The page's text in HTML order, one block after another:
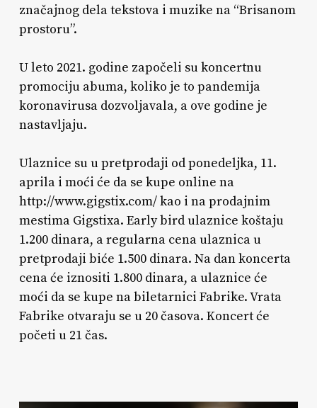
značajnog dela tekstova i muzike na “Brisanom
prostoru”.
U leto 2021. godine započeli su koncertnu
promociju abuma, koliko je to pandemija
koronavirusa dozvoljavala, a ove godine je
nastavljaju.
Ulaznice su u pretprodaji od ponedeljka, 11.
aprila i moći će da se kupe online na
http://www.gigstix.com/ kao i na prodajnim
mestima Gigstixa. Early bird ulaznice koštaju
1.200 dinara, a regularna cena ulaznica u
pretprodaji biće 1.500 dinara. Na dan koncerta
cena će iznositi 1.800 dinara, a ulaznice će
moći da se kupe na biletarnici Fabrike. Vrata
Fabrike otvaraju se u 20 časova. Koncert će
početi u 21 čas.